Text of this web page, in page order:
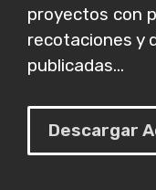
proyectos con
recotaciones y
publicadas...
Descargar